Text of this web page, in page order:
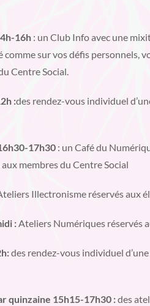
16h : un Club Info avec une
comme sur vos défis personnels,
Centre Social.
:des rendez-vous individuel
17h30 : un Café du
membres du Centre Social
Illectronisme réservés aux
: Ateliers Numériques réservés
des rendez-vous individuel d’une
quinzaine 15h15-17h30 :des